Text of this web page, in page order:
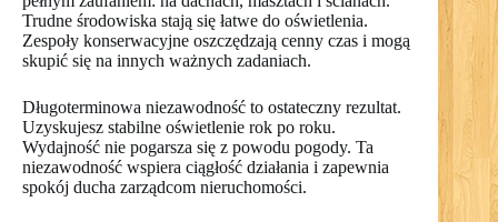
Trudne środowiska stają się łatwe do oświetlenia.
Zespoły konserwacyjne oszczędzają cenny czas i mogą
skupić się na innych ważnych zadaniach.
Długoterminowa niezawodność to ostateczny rezultat.
Uzyskujesz stabilne oświetlenie rok po roku.
Wydajność nie pogarsza się z powodu pogody. Ta
niezawodność wspiera ciągłość działania i zapewnia
spokój ducha zarządcom nieruchomości.